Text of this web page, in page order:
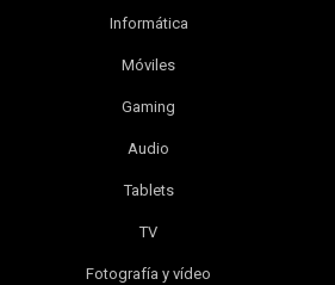
Informática
Móviles
Gaming
Audio
Tablets
TV
Fotografía y vídeo